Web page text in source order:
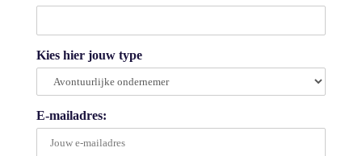
Kies hier jouw type
E-mailadres: